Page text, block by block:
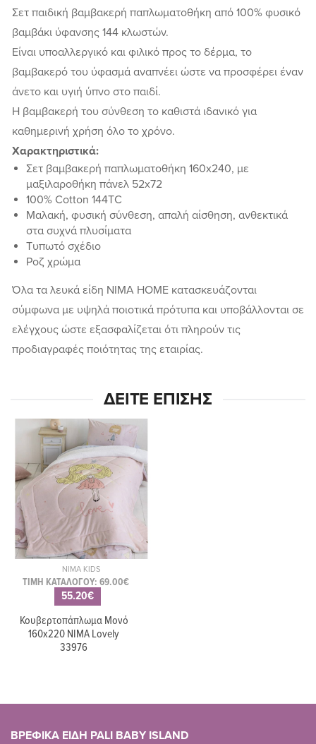
Σετ παιδική βαμβακερή παπλωματοθήκη από 100% φυσικό
βαμβάκι ύφανσης 144 κλωστών.
Είναι υποαλλεργικό και φιλικό προς το δέρμα, το
βαμβακερό του ύφασμά αναπνέει ώστε να προσφέρει έναν
άνετο και υγιή ύπνο στο παιδί.
H βαμβακερή του σύνθεση το καθιστά ιδανικό για
καθημερινή χρήση όλο το χρόνο.
Χαρακτηριστικά:
Σετ βαμβακερή παπλωματοθήκη 160x240, με
μαξιλαροθήκη πάνελ 52x72
100% Cotton 144TC
Μαλακή, φυσική σύνθεση, απαλή αίσθηση, ανθεκτικά
στα συχνά πλυσίματα
Tυπωτό σχέδιο
Ροζ χρώμα
Όλα τα λευκά είδη NIMA HOME κατασκευάζονται
σύμφωνα με υψηλά ποιοτικά πρότυπα και υποβάλλονται σε
ελέγχους ώστε εξασφαλίζεται ότι πληρούν τις
προδιαγραφές ποιότητας της εταιρίας.
ΔΕΊΤΕ ΕΠΊΣΗΣ
NIMA KIDS
ΤΙΜΗ ΚΑΤΑΛΟΓΟΥ: 69.00€
55.20€
Κουβερτοπάπλωμα Μονό
160x220 NIMA Lovely
33976
ΒΡΕΦΙΚΑ ΕΙΔΗ PALI BABY ISLAND